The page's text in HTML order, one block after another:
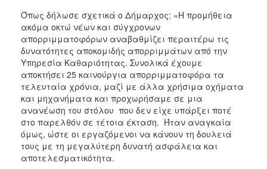
Όπως δήλωσε σχετικά ο Δήμαρχος: «Η προμήθεια
ακόμα οκτώ νέων και σύγχρονων
απορριμματοφόρων αναβαθμίζει περαιτέρω τις
δυνατότητες αποκομιδής απορριμμάτων από την
Υπηρεσία Καθαριότητας. Συνολικά έχουμε
αποκτήσει 25 καινούργια απορριμματοφόρα τα
τελευταία χρόνια, μαζί με άλλα χρήσιμα οχήματα
και μηχανήματα και προχωρήσαμε σε μια
ανανέωση του στόλου που δεν είχε υπάρξει ποτέ
στο παρελθόν σε τέτοια έκταση. Ήταν αναγκαία
όμως, ώστε οι εργαζόμενοι να κάνουν τη δουλειά
τους με τη μεγαλύτερη δυνατή ασφάλεια και
αποτελεσματικότητα.